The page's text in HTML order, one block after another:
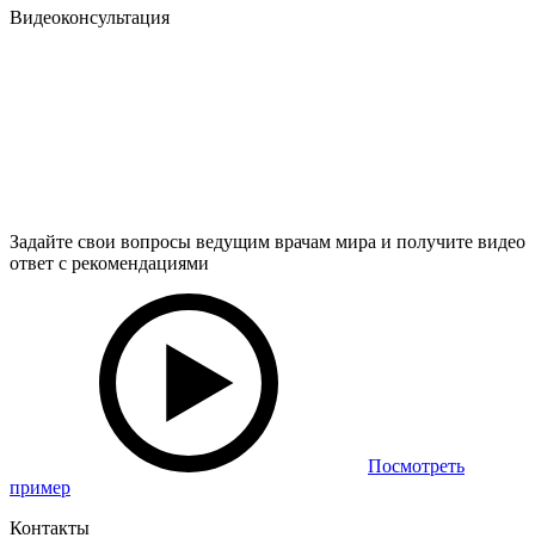
Видеоконсультация
Задайте свои вопросы ведущим врачам мира и получите видео
ответ с рекомендациями
Посмотреть
пример
Контакты